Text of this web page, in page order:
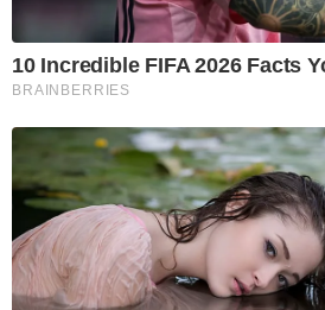
10 Incredible FIFA 2026 Facts
BRAINBERRIES